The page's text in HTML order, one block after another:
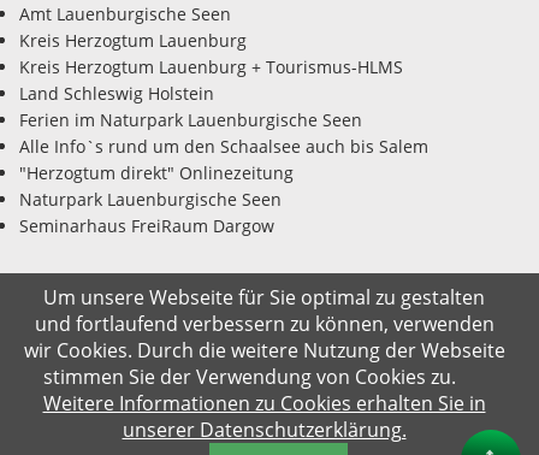
Amt Lauenburgische Seen
Kreis Herzogtum Lauenburg
Kreis Herzogtum Lauenburg + Tourismus-HLMS
Land Schleswig Holstein
Ferien im Naturpark Lauenburgische Seen
Alle Info`s rund um den Schaalsee auch bis Salem
"Herzogtum direkt" Onlinezeitung
Naturpark Lauenburgische Seen
Seminarhaus FreiRaum Dargow
© Gemeinde Salem-Dargow 06.08.2026
Impressum Datenschutz Kontakt Suche
Um unsere Webseite für Sie optimal zu gestalten
und fortlaufend verbessern zu können, verwenden
wir Cookies. Durch die weitere Nutzung der Webseite
stimmen Sie der Verwendung von Cookies zu.
Weitere Informationen zu Cookies erhalten Sie in
unserer Datenschutzerklärung.